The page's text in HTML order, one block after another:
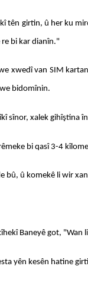
tên girtin, û her ku
bi kar dianîn."
xwedî van SIM
bidomînin.
sînor, xalek gihîştina
bi qasî 3-4
bû, û komekê li wir
Baneyê got,
yên kesên hatine